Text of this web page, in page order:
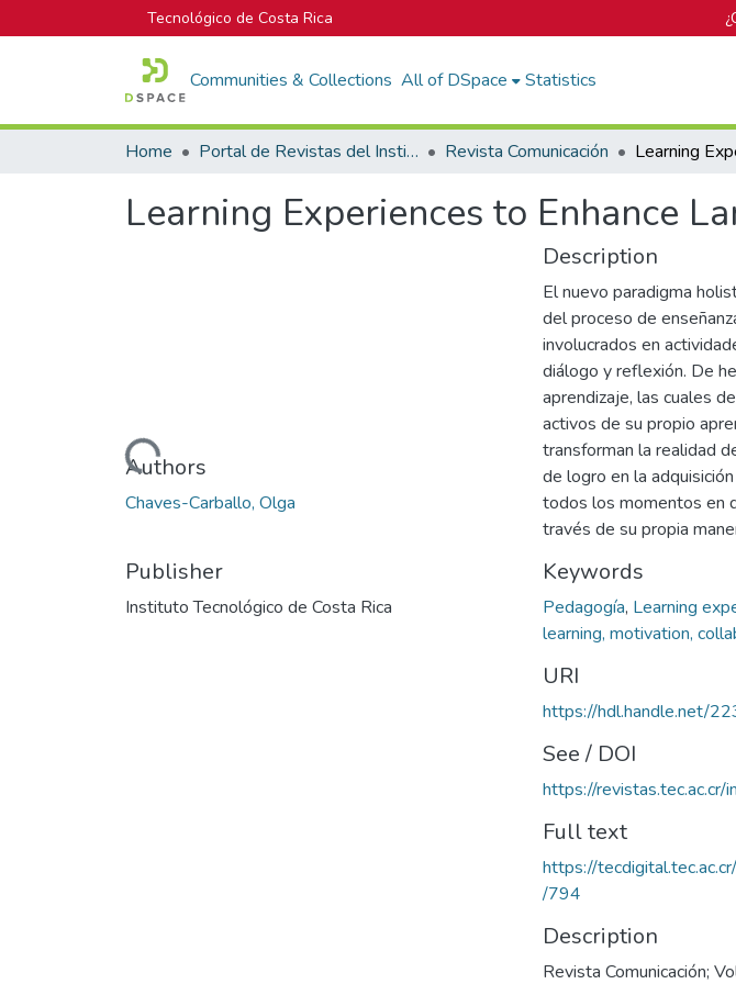
Tecnológico de Costa Rica
Communities & Collections All of DSpace Statistics
Home Portal de Revistas del Instituto Tecnológico de Costa Rica Revista Comunicación
Learning Experiences to Enhance
Loading...
Authors
Chaves-Carballo, Olga
Publisher
Instituto Tecnológico de Costa Rica
Description
El nuevo paradigma
del proceso de
involucrados en
diálogo y reflexión. De
aprendizaje, las cuales
activos de su propio
transforman la realidad
de logro en la
todos los momentos en
través de su propia
Keywords
Pedagogía, Learning
learning, motivation,
URI
https://hdl.handle.net/
See / DOI
https://revistas.tec.ac.cr/
Full text
https://
/794
Description
Revista Comunicación;